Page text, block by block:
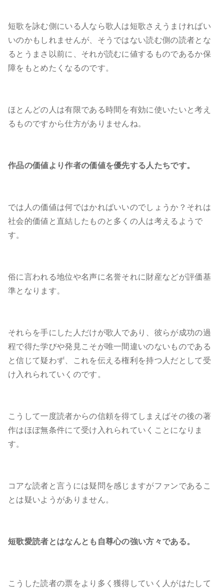
短歌を詠む側にいる人なら歌人は短歌さえうまければい
いのかもしれませんが、そうではない読む側の読者とな
るとうまさ以前に、それが読むに値するものであるか保
障をもとめたくなるのです。
ほとんどの人は有限である時間を有効に使いたいと考え
るものですから仕方がありませんね。
作品の価値より作者の価値を優先する人たちです。
では人の価値は何ではかればいいのでしょうか？それは
社会的価値と直結したものと多くの人は考えるようで
す。
俗に言われる地位や名声に名誉それに財産などが評価基
準となります。
それらを手にした人だけが歌人であり、彼らが成功の過
程で得た学びや発見こそが唯一間違いのないものである
と信じて疑わず、これを伝える権利を持つ人だとして受
け入れられていくのです。
こうして一度読者からの信頼を得てしまえばその後の著
作はほぼ無条件にて受け入れられていくことになりま
す。
コアな読者と言うには疑問を感じますがファンであるこ
とは疑いようがありません。
短歌愛読者とはなんとも自尊心の強い方々である。
こうした読者の票をより多く獲得していく人がはたして